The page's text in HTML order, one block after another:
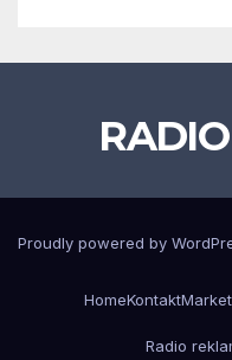
Proudly powered by
HomeKontakt
Radio